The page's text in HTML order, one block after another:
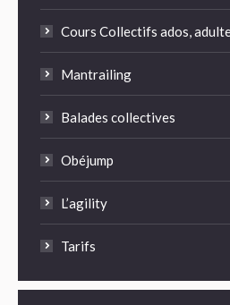
Cours Collectifs ados,
Mantrailing
Balades collectives
Obéjump
L’agility
Tarifs